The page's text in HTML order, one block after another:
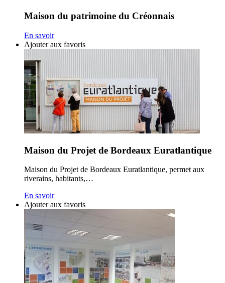
Maison du patrimoine du Créonnais
En savoir
Ajouter aux favoris
Maison du Projet de Bordeaux Euratlantique
Maison du Projet de Bordeaux Euratlantique, permet aux
riverains, habitants,…
En savoir
Ajouter aux favoris